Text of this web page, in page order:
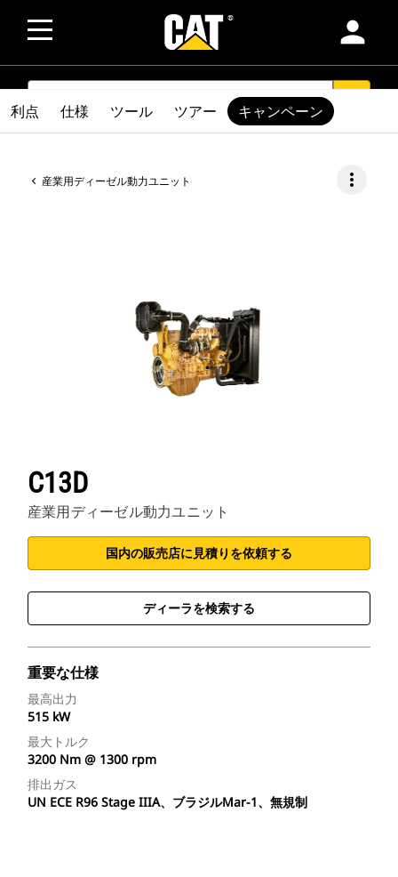
person
SEARCH
産業用ディーゼル動力ユニット more_vert
C13D
産業用ディーゼル動力ユニット
国内の販売店に見積りを依頼する
ディーラを検索する
重要な仕様
最高出力
515 kW
最大トルク
3200 Nm @ 1300 rpm
排出ガス
UN ECE R96 Stage IIIA、ブラジルMar-1、無規制
利点 仕様 ツール ツアー キャンペーン